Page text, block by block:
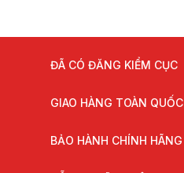
ĐÃ CÓ ĐĂNG KIỂM CỤC
GIAO HÀNG TOÀN QUỐC
BẢO HÀNH CHÍNH HÃNG